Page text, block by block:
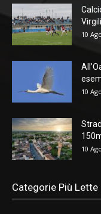
10
10
10
Categorie Più Lette